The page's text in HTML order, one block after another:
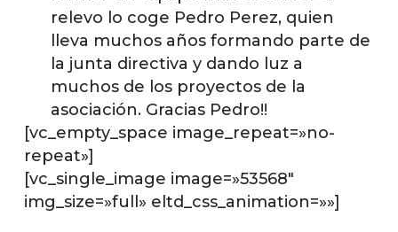
relevo lo coge Pedro Perez, quien
lleva muchos años formando parte de
la junta directiva y dando luz a
muchos de los proyectos de la
asociación. Gracias Pedro!!
[vc_empty_space image_repeat=»no-
repeat»]
[vc_single_image image=»53568″
img_size=»full» eltd_css_animation=»»]